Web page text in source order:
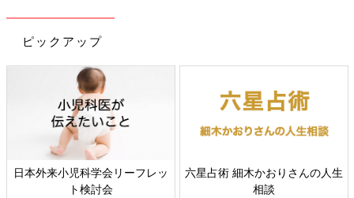
ピックアップ
日本外来小児科学会リーフレッ
ト検討会
六星占術 細木かおりさんの人生
相談